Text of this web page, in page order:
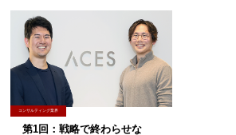
コンサルティング業界
第1回：戦略で終わらせな